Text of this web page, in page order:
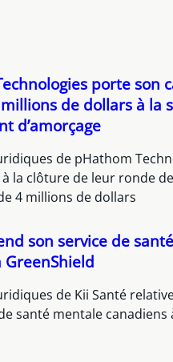
porte son
de dollars à la
d’amorçage
de pHathom
la clôture de leur ronde
4 millions de dollars
son service de
de Kii Santé
santé mentale canadiens